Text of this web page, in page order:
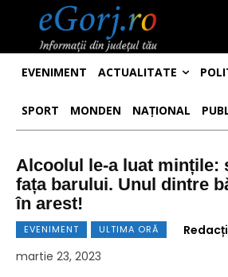
EVENIMENT ACTUALITATE
SPORT MONDEN NAȚIONAL
Alcoolul le-a luat mințile:
fața barului. Unul dintre
în arest!
EVENIMENT ULTIMA ORĂ
martie 23, 2023